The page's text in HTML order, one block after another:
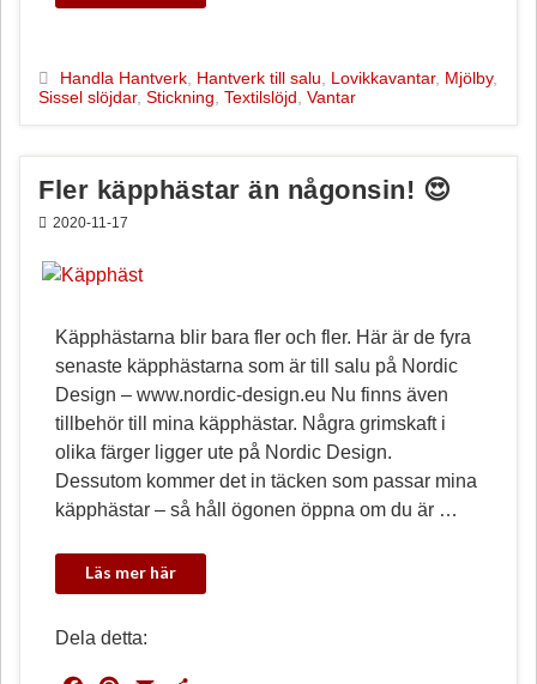
Handla Hantverk Hantverk till salu Lovikkavantar, Mjölby,
Sissel slöjdar, Stickning Textilslöjd Vantar
Fler käpphästar än någonsin! 😍
2020-11-17
Käpphästarna blir bara fler och fler. Här är de fyra
senaste käpphästarna som är till salu på Nordic
Design – www.nordic-design.eu Nu finns även
tillbehör till mina käpphästar. Några grimskaft i
olika färger ligger ute på Nordic Design.
Dessutom kommer det in täcken som passar mina
käpphästar – så håll ögonen öppna om du är …
Dela detta: